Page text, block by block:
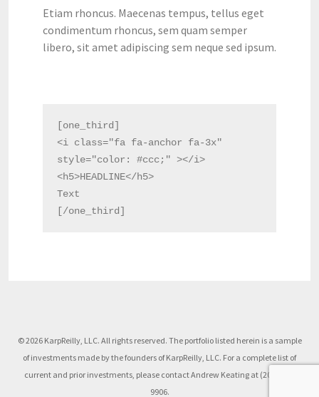
Etiam rhoncus. Maecenas tempus, tellus eget
condimentum rhoncus, sem quam semper
libero, sit amet adipiscing sem neque sed ipsum.
[one_third]
<i class="fa fa-anchor fa-3x"
style="color: #ccc;" ></i>
<h5>HEADLINE</h5>
Text
© 2026 KarpReilly, LLC. All rights reserved. The portfolio listed herein is a sample
of investments made by the founders of KarpReilly, LLC. For a complete list of
current and prior investments, please contact Andrew Keating at (203) 504-
9906.